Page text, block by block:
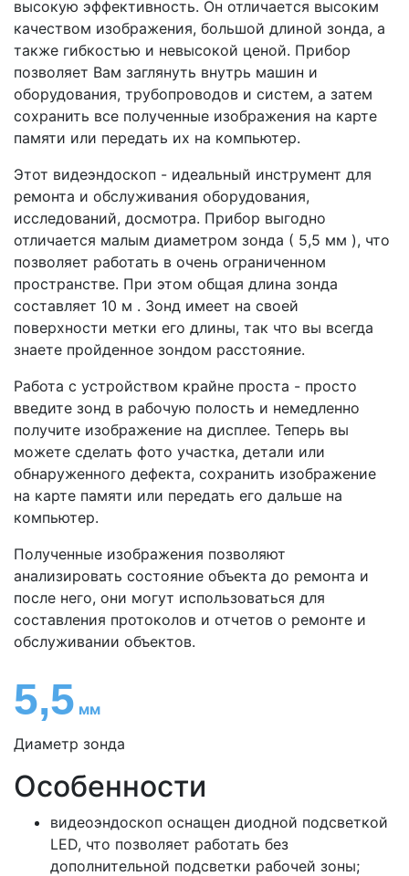
высокую эффективность. Он отличается высоким
качеством изображения, большой длиной зонда, а
также гибкостью и невысокой ценой. Прибор
позволяет Вам заглянуть внутрь машин и
оборудования, трубопроводов и систем, а затем
сохранить все полученные изображения на карте
памяти или передать их на компьютер.
Этот видеэндоскоп - идеальный инструмент для
ремонта и обслуживания оборудования,
исследований, досмотра. Прибор выгодно
отличается малым диаметром зонда ( 5,5 мм ), что
позволяет работать в очень ограниченном
пространстве. При этом общая длина зонда
составляет 10 м . Зонд имеет на своей
поверхности метки его длины, так что вы всегда
знаете пройденное зондом расстояние.
Работа с устройством крайне проста - просто
введите зонд в рабочую полость и немедленно
получите изображение на дисплее. Теперь вы
можете сделать фото участка, детали или
обнаруженного дефекта, сохранить изображение
на карте памяти или передать его дальше на
компьютер.
Полученные изображения позволяют
анализировать состояние объекта до ремонта и
после него, они могут использоваться для
составления протоколов и отчетов о ремонте и
обслуживании объектов.
5,5 мм
Диаметр зонда
Особенности
видеоэндоскоп оснащен диодной подсветкой
LED, что позволяет работать без
дополнительной подсветки рабочей зоны;